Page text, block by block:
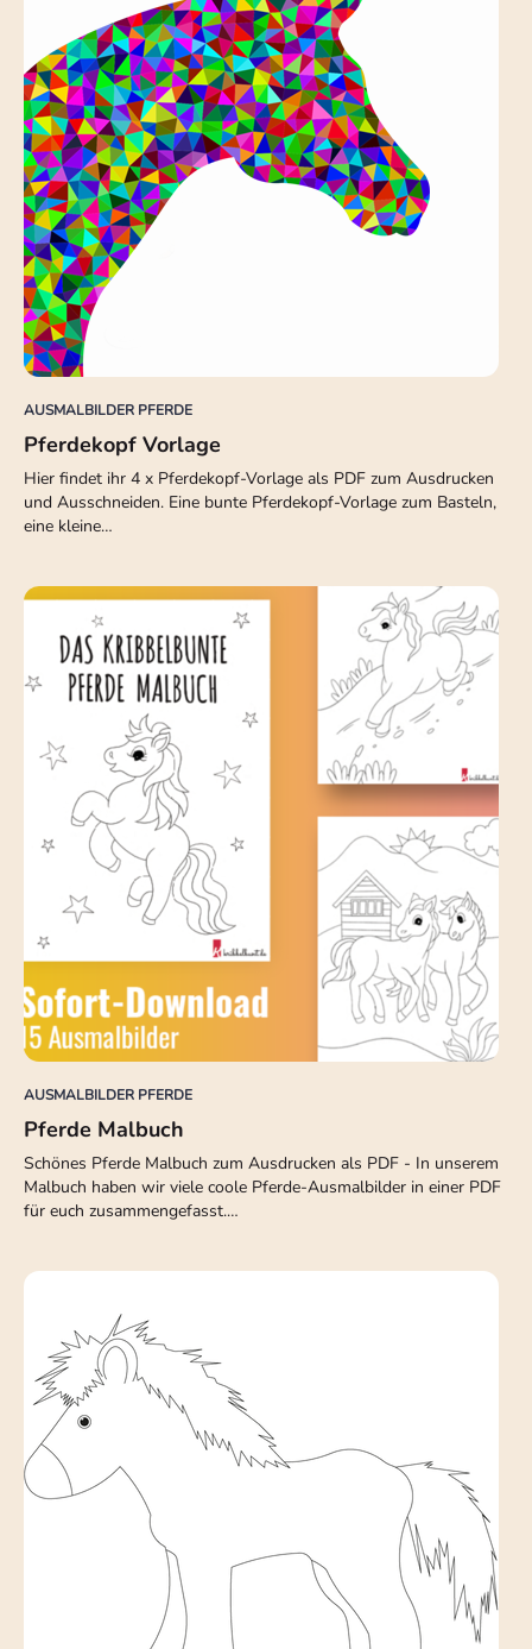
AUSMALBILDER PFERDE
Pferdekopf Vorlage
Hier findet ihr 4 x Pferdekopf-Vorlage als PDF zum Ausdrucken
und Ausschneiden. Eine bunte Pferdekopf-Vorlage zum Basteln,
eine kleine…
AUSMALBILDER PFERDE
Pferde Malbuch
Schönes Pferde Malbuch zum Ausdrucken als PDF - In unserem
Malbuch haben wir viele coole Pferde-Ausmalbilder in einer PDF
für euch zusammengefasst.…